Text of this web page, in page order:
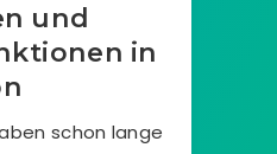
und
in
schon lange